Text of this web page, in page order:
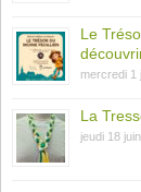
Le
mercredi 1
La
jeudi 18